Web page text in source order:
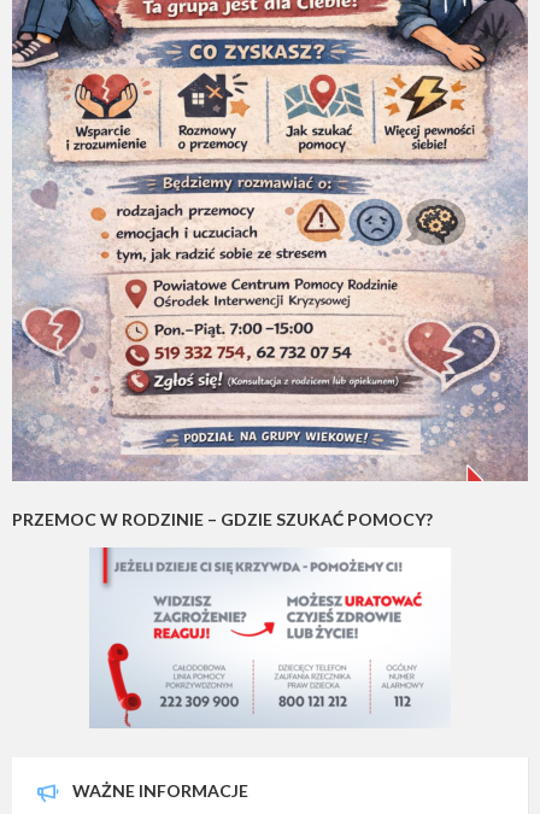
PRZEMOC W RODZINIE – GDZIE SZUKAĆ POMOCY?
WAŻNE INFORMACJE